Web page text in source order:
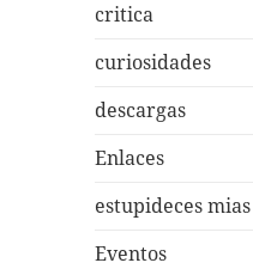
critica
curiosidades
descargas
Enlaces
estupideces mias
Eventos